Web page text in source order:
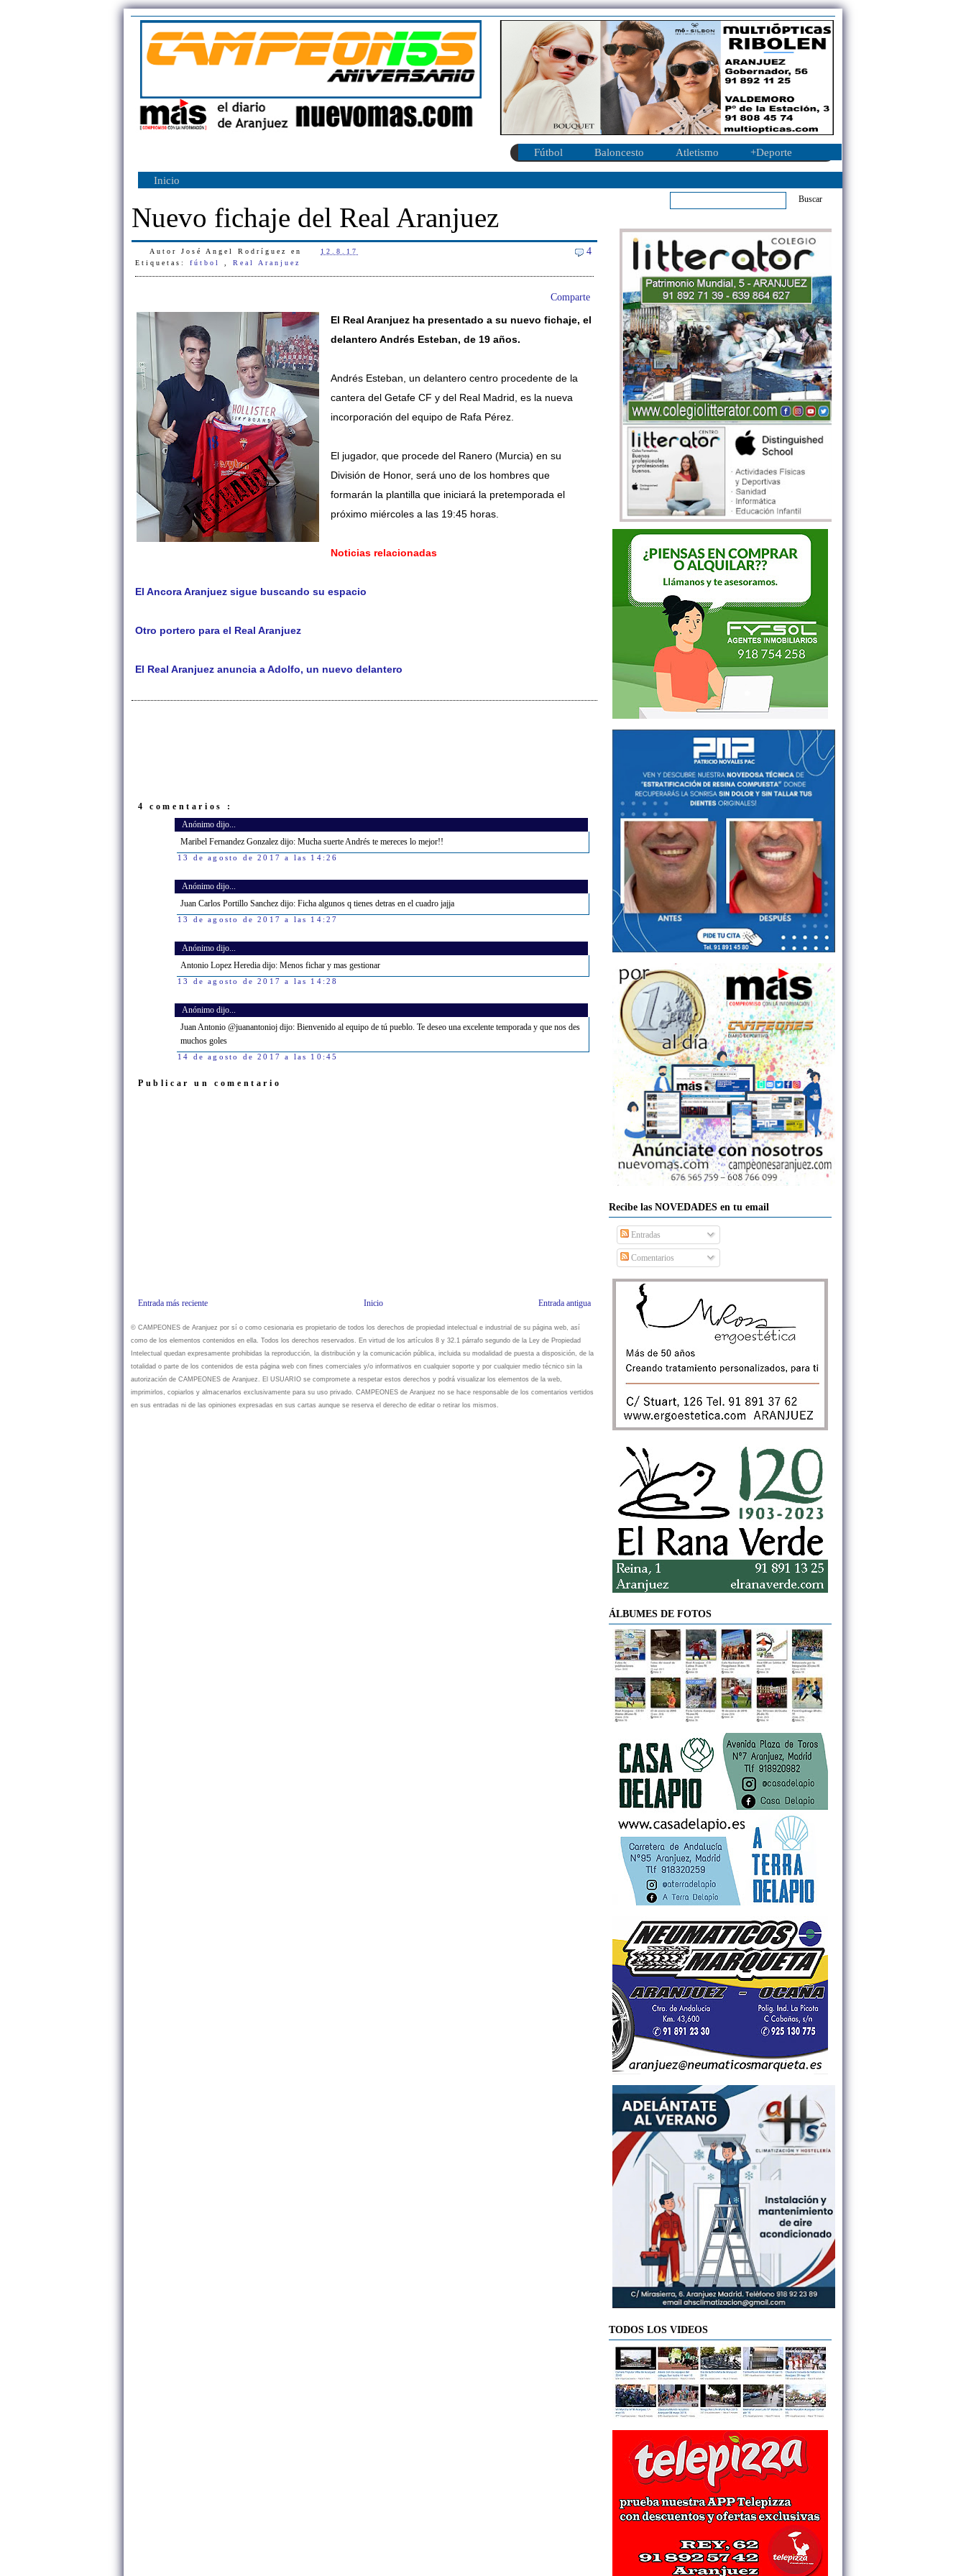
Fútbol Baloncesto Atletismo +Deporte
Inicio
Nuevo fichaje del Real Aranjuez
Autor José Angel Rodríguez en 12.8.17 4
Etiquetas: fútbol Real Aranjuez
Comparte
El Real Aranjuez ha presentado a su nuevo fichaje, el
delantero Andrés Esteban, de 19 años.
Andrés Esteban, un delantero centro procedente de la
cantera del Getafe CF y del Real Madrid, es la nueva
incorporación del equipo de Rafa Pérez.
El jugador, que procede del Ranero (Murcia) en su
División de Honor, será uno de los hombres que
formarán la plantilla que iniciará la pretemporada el
próximo miércoles a las 19:45 horas.
Noticias relacionadas
El Ancora Aranjuez sigue buscando su espacio
Otro portero para el Real Aranjuez
El Real Aranjuez anuncia a Adolfo, un nuevo delantero
4 comentarios :
Anónimo dijo...
Maribel Fernandez Gonzalez dijo: Mucha suerte Andrés te mereces lo mejor!!
13 de agosto de 2017 a las 14:26
Anónimo dijo...
Juan Carlos Portillo Sanchez dijo: Ficha algunos q tienes detras en el cuadro jajja
13 de agosto de 2017 a las 14:27
Anónimo dijo...
Antonio Lopez Heredia dijo: Menos fichar y mas gestionar
13 de agosto de 2017 a las 14:28
Anónimo dijo...
Juan Antonio‏ @juanantonioj dijo: Bienvenido al equipo de tú pueblo. Te deseo una excelente temporada y que nos des
muchos goles
14 de agosto de 2017 a las 10:45
Publicar un comentario
Entrada más reciente Entrada antigua
Inicio
© CAMPEONES de Aranjuez por sí o como cesionaria es propietario de todos los derechos de propiedad intelectual e industrial de su página web, así
como de los elementos contenidos en ella. Todos los derechos reservados. En virtud de los artículos 8 y 32.1 párrafo segundo de la Ley de Propiedad
Intelectual quedan expresamente prohibidas la reproducción, la distribución y la comunicación pública, incluida su modalidad de puesta a disposición, de la
totalidad o parte de los contenidos de esta página web con fines comerciales y/o informativos en cualquier soporte y por cualquier medio técnico sin la
autorización de CAMPEONES de Aranjuez. El USUARIO se compromete a respetar estos derechos y podrá visualizar los elementos de la web,
imprimirlos, copiarlos y almacenarlos exclusivamente para su uso privado. CAMPEONES de Aranjuez no se hace responsable de los comentarios vertidos
en sus entradas ni de las opiniones expresadas en sus cartas aunque se reserva el derecho de editar o retirar los mismos.
Recibe las NOVEDADES en tu email
Entradas
Comentarios
ÁLBUMES DE FOTOS
TODOS LOS VIDEOS